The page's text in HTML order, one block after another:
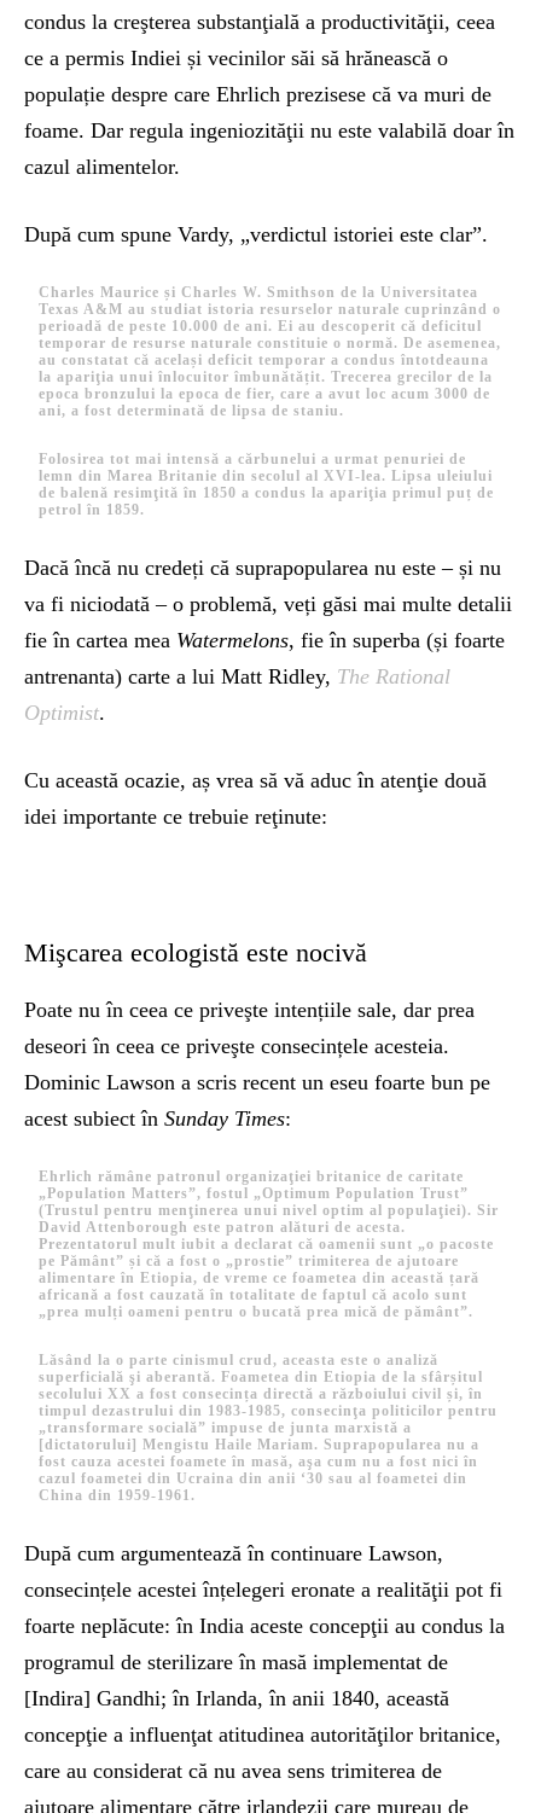
condus la creşterea substanţială a productivităţii, ceea
ce a permis Indiei și vecinilor săi să hrănească o
populație despre care Ehrlich prezisese că va muri de
foame. Dar regula ingeniozităţii nu este valabilă doar în
cazul alimentelor.
După cum spune Vardy, „verdictul istoriei este clar”.
Charles Maurice și Charles W. Smithson de la Universitatea
Texas A&M au studiat istoria resurselor naturale cuprinzând o
perioadă de peste 10.000 de ani. Ei au descoperit că deficitul
temporar de resurse naturale constituie o normă. De asemenea,
au constatat că același deficit temporar a condus întotdeauna
la apariţia unui înlocuitor îmbunătățit. Trecerea grecilor de la
epoca bronzului la epoca de fier, care a avut loc acum 3000 de
ani, a fost determinată de lipsa de staniu.
Folosirea tot mai intensă a cărbunelui a urmat penuriei de
lemn din Marea Britanie din secolul al XVI-lea. Lipsa uleiului
de balenă resimţită în 1850 a condus la apariţia primul puț de
petrol în 1859.
Dacă încă nu credeți că suprapopularea nu este – și nu
va fi niciodată – o problemă, veți găsi mai multe detalii
fie în cartea mea Watermelons, fie în superba (și foarte
antrenanta) carte a lui Matt Ridley, The Rational
Optimist.
Cu această ocazie, aș vrea să vă aduc în atenţie două
idei importante ce trebuie reţinute:
Mişcarea ecologistă este nocivă
Poate nu în ceea ce priveşte intențiile sale, dar prea
deseori în ceea ce priveşte consecințele acesteia.
Dominic Lawson a scris recent un eseu foarte bun pe
acest subiect în Sunday Times:
Ehrlich rămâne patronul organizaţiei britanice de caritate
„Population Matters”, fostul „Optimum Population Trust”
(Trustul pentru menţinerea unui nivel optim al populaţiei). Sir
David Attenborough este patron alături de acesta.
Prezentatorul mult iubit a declarat că oamenii sunt „o pacoste
pe Pământ” și că a fost o „prostie” trimiterea de ajutoare
alimentare în Etiopia, de vreme ce foametea din această țară
africană a fost cauzată în totalitate de faptul că acolo sunt
„prea mulți oameni pentru o bucată prea mică de pământ”.
Lăsând la o parte cinismul crud, aceasta este o analiză
superficială şi aberantă. Foametea din Etiopia de la sfârșitul
secolului XX a fost consecința directă a războiului civil și, în
timpul dezastrului din 1983-1985, consecinţa politicilor pentru
„transformare socială” impuse de junta marxistă a
[dictatorului] Mengistu Haile Mariam. Suprapopularea nu a
fost cauza acestei foamete în masă, aşa cum nu a fost nici în
cazul foametei din Ucraina din anii ‘30 sau al foametei din
China din 1959-1961.
După cum argumentează în continuare Lawson,
consecințele acestei înțelegeri eronate a realităţii pot fi
foarte neplăcute: în India aceste concepţii au condus la
programul de sterilizare în masă implementat de
[Indira] Gandhi; în Irlanda, în anii 1840, această
concepţie a influenţat atitudinea autorităţilor britanice,
care au considerat că nu avea sens trimiterea de
ajutoare alimentare către irlandezii care mureau de